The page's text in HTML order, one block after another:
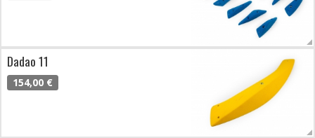
Dadao 11
154,00 €